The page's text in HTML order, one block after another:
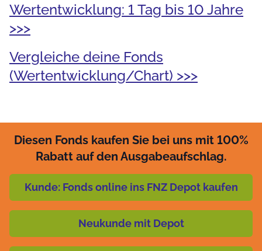
Wertentwicklung: 1 Tag bis 10 Jahre
>>>
Vergleiche deine Fonds
(Wertentwicklung/Chart) >>>
Diesen Fonds kaufen Sie bei uns mit 100%
Rabatt auf den Ausgabeaufschlag.
Kunde: Fonds online ins FNZ Depot kaufen
Neukunde mit Depot